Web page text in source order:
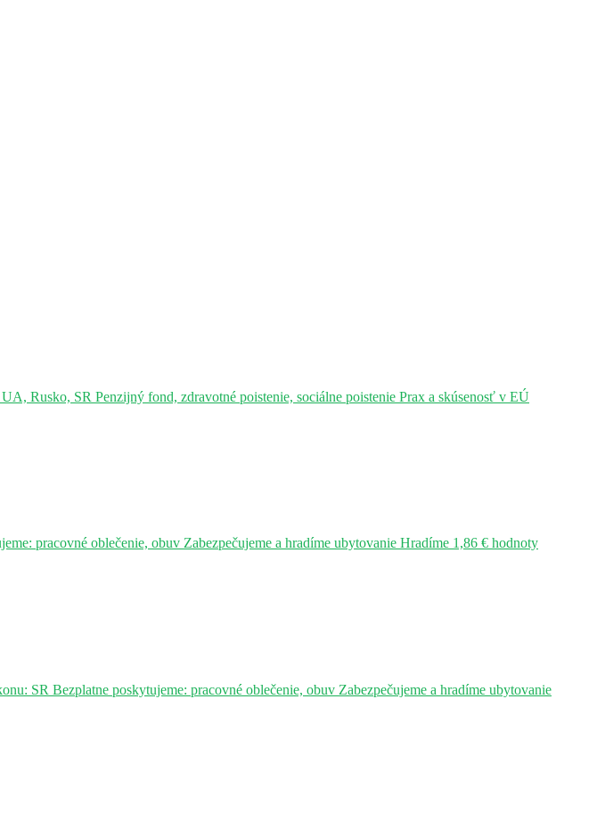
Rusko, SR Penzijný fond, zdravotné poistenie, sociálne poistenie Prax a skúsenosť v EÚ
pracovné oblečenie, obuv Zabezpečujeme a hradíme ubytovanie Hradíme 1,86 € hodnoty
SR Bezplatne poskytujeme: pracovné oblečenie, obuv Zabezpečujeme a hradíme ubytovanie